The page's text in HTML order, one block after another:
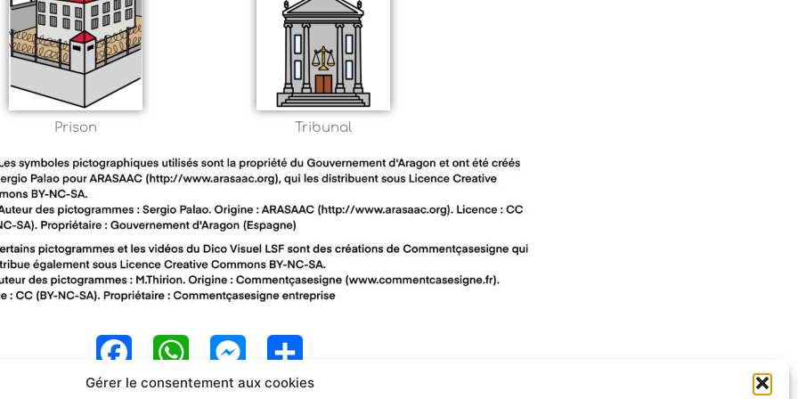
Gérer le consentement aux cookies
Prison Tribunal
F
a
W
h
M
e
P
a